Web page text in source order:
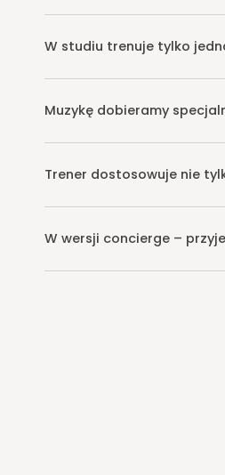
W studiu trenuje tylko
Muzykę dobieramy
Trener dostosowuje nie
W wersji concierge –